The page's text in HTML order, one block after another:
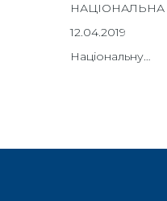
12.04.2019 №
Національну…